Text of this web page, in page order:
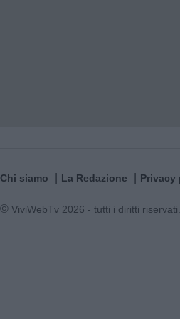
Chi siamo La Redazione Privacy
© ViviWebTv 2026 - tutti i diritti